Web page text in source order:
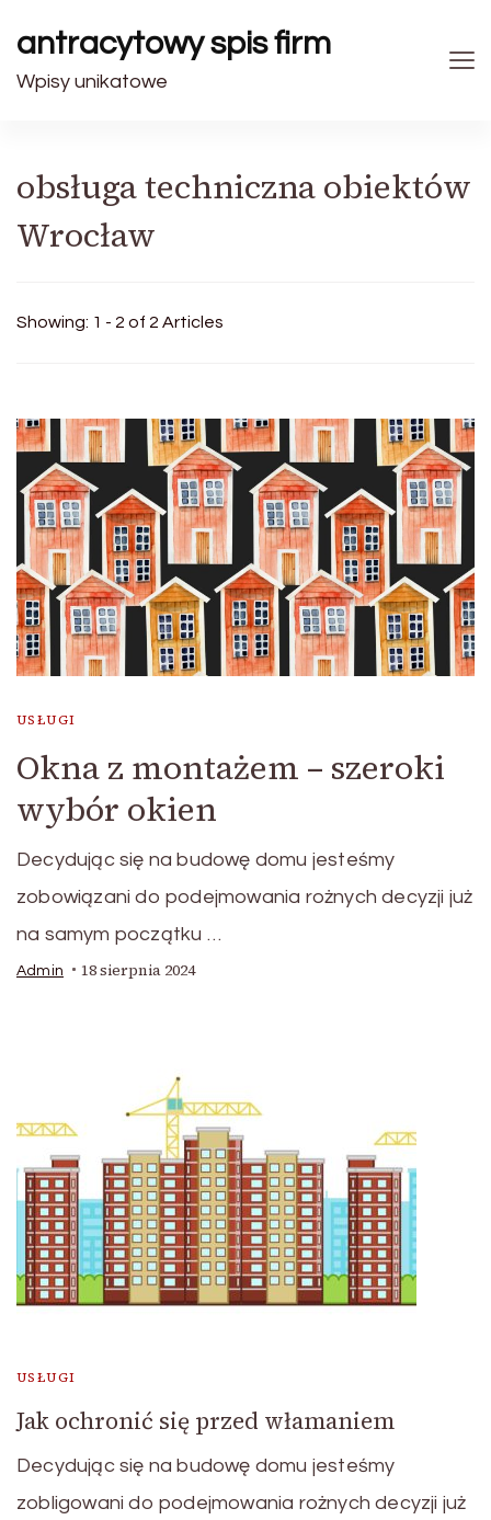
antracytowy spis firm
Wpisy unikatowe
obsługa techniczna obiektów
Wrocław
Showing: 1 - 2 of 2 Articles
USŁUGI
Okna z montażem – szeroki
wybór okien
Decydując się na budowę domu jesteśmy
zobowiązani do podejmowania rożnych decyzji już
na samym początku …
Admin 18 sierpnia 2024
USŁUGI
Jak ochronić się przed włamaniem
Decydując się na budowę domu jesteśmy
zobligowani do podejmowania rożnych decyzji już